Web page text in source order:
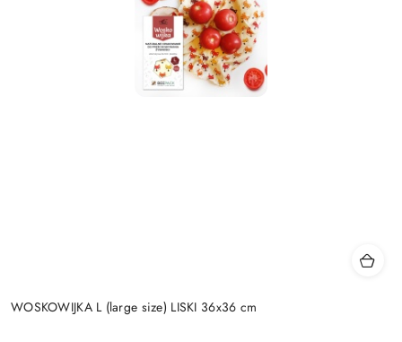
WOSKOWIJKA L (large size) LISKI 36x36 cm